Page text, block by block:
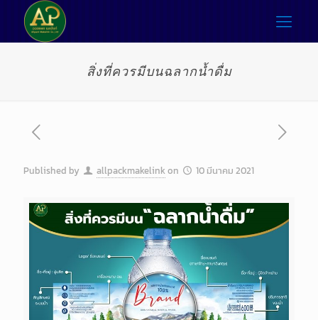
สิ่งที่ควรมีบนฉลากน้ำดื่ม
Published by allpackmakelink on 10 มีนาคม 2021